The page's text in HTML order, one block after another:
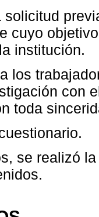
solicitud
cuyo
institución.
los
con
toda
se realizó